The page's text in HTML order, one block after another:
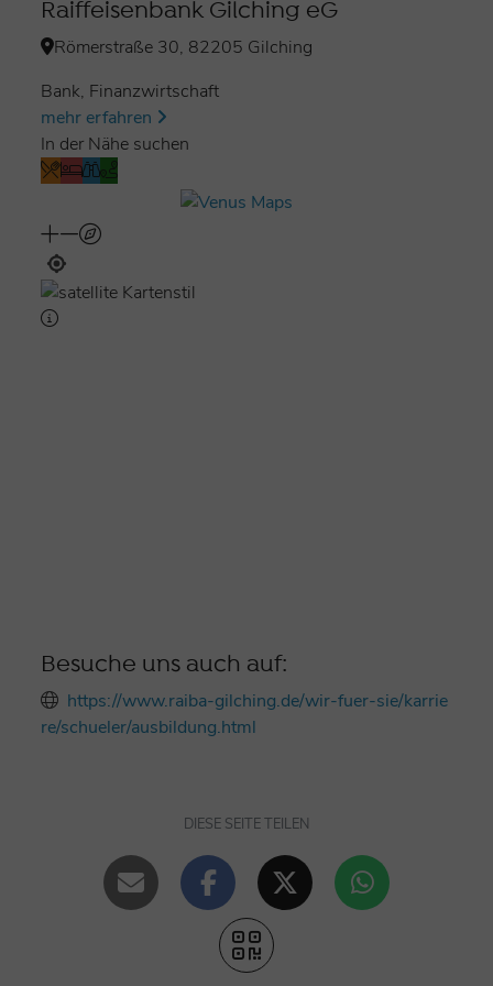
Raiffeisenbank Gilching eG
Römerstraße 30, 82205 Gilching
Bank, Finanzwirtschaft
mehr erfahren
In der Nähe suchen
Besuche uns auch auf:
https://www.raiba-gilching.de/wir-fuer-sie/karrie
re/schueler/ausbildung.html
DIESE SEITE TEILEN